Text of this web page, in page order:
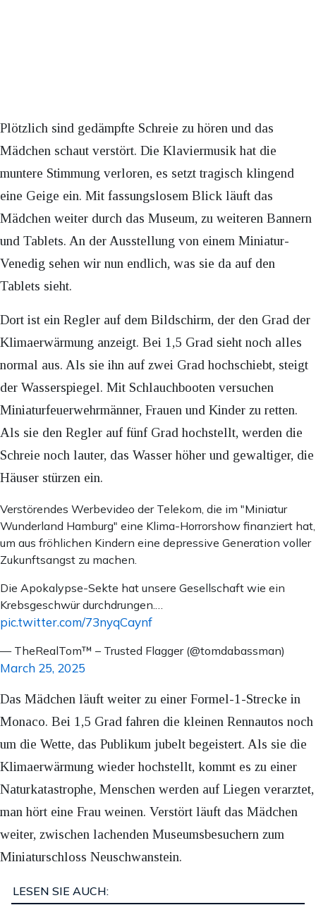
Plötzlich sind gedämpfte Schreie zu hören und das
Mädchen schaut verstört. Die Klaviermusik hat die
muntere Stimmung verloren, es setzt tragisch klingend
eine Geige ein. Mit fassungslosem Blick läuft das
Mädchen weiter durch das Museum, zu weiteren Bannern
und Tablets. An der Ausstellung von einem Miniatur-
Venedig sehen wir nun endlich, was sie da auf den
Tablets sieht.
Dort ist ein Regler auf dem Bildschirm, der den Grad der
Klimaerwärmung anzeigt. Bei 1,5 Grad sieht noch alles
normal aus. Als sie ihn auf zwei Grad hochschiebt, steigt
der Wasserspiegel. Mit Schlauchbooten versuchen
Miniaturfeuerwehrmänner, Frauen und Kinder zu retten.
Als sie den Regler auf fünf Grad hochstellt, werden die
Schreie noch lauter, das Wasser höher und gewaltiger, die
Häuser stürzen ein.
Verstörendes Werbevideo der Telekom, die im "Miniatur
Wunderland Hamburg" eine Klima-Horrorshow finanziert hat,
um aus fröhlichen Kindern eine depressive Generation voller
Zukunftsangst zu machen.
Die Apokalypse-Sekte hat unsere Gesellschaft wie ein
Krebsgeschwür durchdrungen.…
pic.twitter.com/73nyqCaynf
— TheRealTom™ – Trusted Flagger (@tomdabassman)
March 25, 2025
Das Mädchen läuft weiter zu einer Formel-1-Strecke in
Monaco. Bei 1,5 Grad fahren die kleinen Rennautos noch
um die Wette, das Publikum jubelt begeistert. Als sie die
Klimaerwärmung wieder hochstellt, kommt es zu einer
Naturkatastrophe, Menschen werden auf Liegen verarztet,
man hört eine Frau weinen. Verstört läuft das Mädchen
weiter, zwischen lachenden Museumsbesuchern zum
Miniaturschloss Neuschwanstein.
LESEN SIE AUCH: